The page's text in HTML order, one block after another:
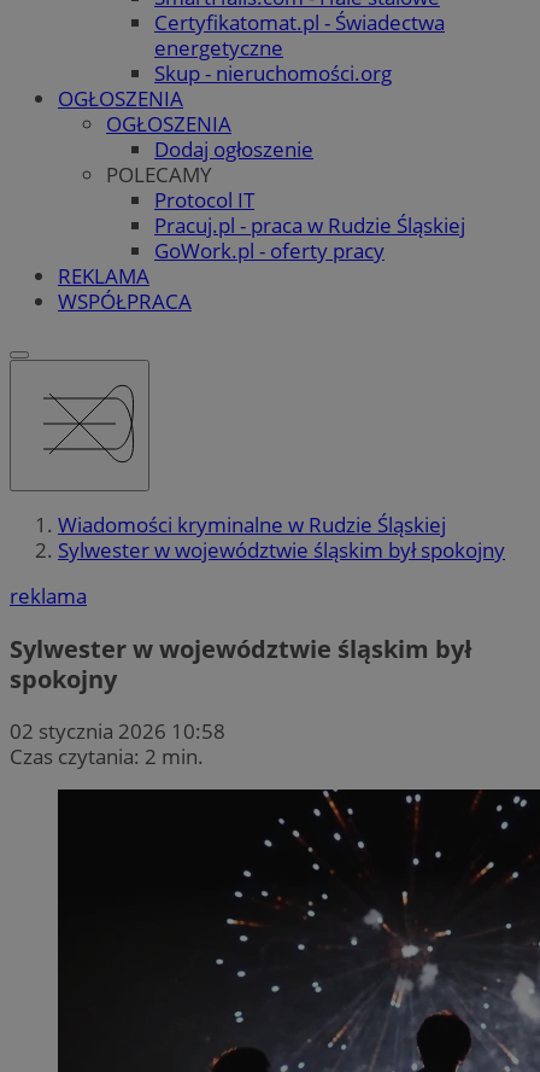
Certyfikatomat.pl - Świadectwa
energetyczne
Skup - nieruchomości.org
OGŁOSZENIA
OGŁOSZENIA
Dodaj ogłoszenie
POLECAMY
Protocol IT
Pracuj.pl - praca w Rudzie Śląskiej
GoWork.pl - oferty pracy
REKLAMA
WSPÓŁPRACA
Wiadomości kryminalne w Rudzie Śląskiej
Sylwester w województwie śląskim był spokojny
reklama
Sylwester w województwie śląskim był
spokojny
02 stycznia 2026 10:58
Czas czytania: 2 min.